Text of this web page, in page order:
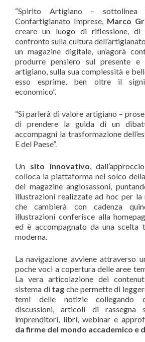
“Spirito Artigiano –
Confartigianato Imprese, Marco
creare un luogo di riflessione, di
confronto sulla cultura
un magazine digitale, un’agorà
produrre pensiero sul presente
artigiano, sulla sua complessità e
esso esprime, ben oltre il
economico”.
“Si parlerà di valore artigiano –
di prendere la guida di un
accompagni la trasformazione
E del Paese”.
Un sito innovativo,
colloca la piattaforma nel solco
dei magazine anglosassoni,
illustrazioni realizzate ad hoc per
che cambierà con cadenza
illustrazioni conferisce alla
ed è accompagnato da una
moderna.
La navigazione avviene attraverso
poche voci a copertura delle aree
La vera articolazione dei
sistema di tag che permette di
temi delle notizie collegando
discussioni, articoli di rassegna
imprenditori, libri, webinar e
da firme del mondo accademico e